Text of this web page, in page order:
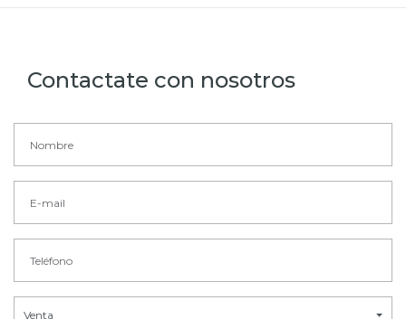
Contactate con nosotros
Venta